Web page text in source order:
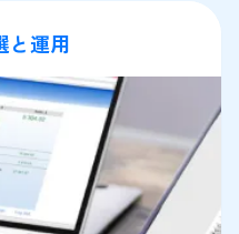
と運用